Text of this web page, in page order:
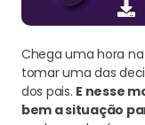
Chega uma hora
tomar uma das
dos pais. E nesse
bem a situação